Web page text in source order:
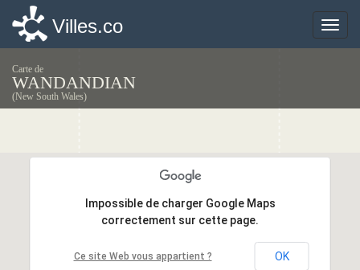
Toggle
Villes.co
Carte de
WANDANDIAN
(New South Wales)
Impossible de charger Google Maps
correctement sur cette page.
Ce site Web vous appartient ? OK
Impossible de charger Google Maps
correctement sur cette page.
Ce site Web vous appartient ? OK
Toggle
Villes.co